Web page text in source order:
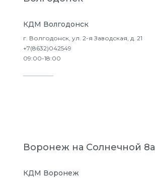
КДМ Волгодонск
г. Волгодонск, ул. 2-я Заводская, д. 21
+7(8632)042549
09:00-18:00
Воронеж на Солнечной 8а
КДМ Воронеж